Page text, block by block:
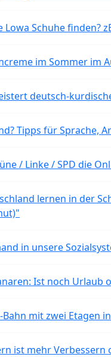
Schuhe finden?
im Sommer im
deutsch-
Tipps für Sprache,
/ Linke / SPD die
lernen in der
in unsere
Ist noch Urlaub
mit zwei Etagen
ist mehr Verbessern